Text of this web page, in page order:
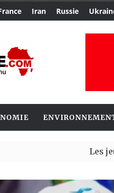
Iran Russie
Les jeunes